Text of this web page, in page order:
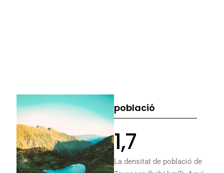
població
1,7
La densitat de població de